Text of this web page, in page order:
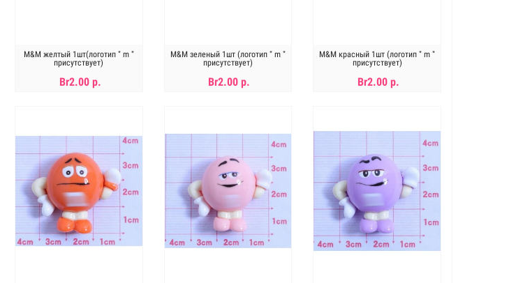
M&M желтый 1шт(логотип " m "
присутствует)
Br2.00 р.
M&M зеленый 1шт (логотип " m "
присутствует)
Br2.00 р.
M&M красный 1шт (логотип " m "
присутствует)
Br2.00 р.